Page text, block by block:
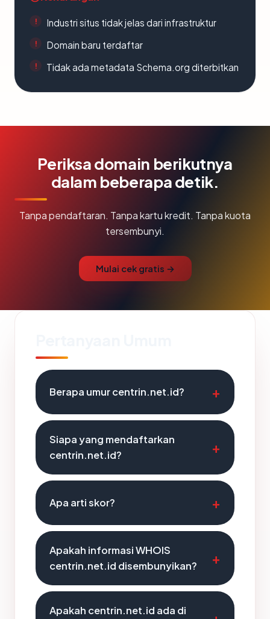
Industri situs tidak jelas dari infrastruktur
Domain baru terdaftar
Tidak ada metadata Schema.org diterbitkan
Periksa domain berikutnya
dalam beberapa detik.
Tanpa pendaftaran. Tanpa kartu kredit. Tanpa kuota
tersembunyi.
Mulai cek gratis →
Berapa umur centrin.net.id?
Siapa yang mendaftarkan
centrin.net.id?
Apa arti skor?
Apakah informasi WHOIS
centrin.net.id disembunyikan?
Apakah centrin.net.id ada di